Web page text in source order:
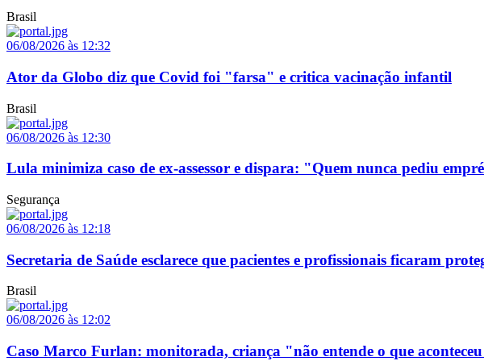
Brasil
06/08/2026 às 12:32
Ator da Globo diz que Covid foi "farsa" e critica vacinação infantil
Brasil
06/08/2026 às 12:30
Lula minimiza caso de ex-assessor e dispara: "Quem nunca pediu
Segurança
06/08/2026 às 12:18
Secretaria de Saúde esclarece que pacientes e profissionais ficaram
Brasil
06/08/2026 às 12:02
Caso Marco Furlan: monitorada, criança "não entende o que